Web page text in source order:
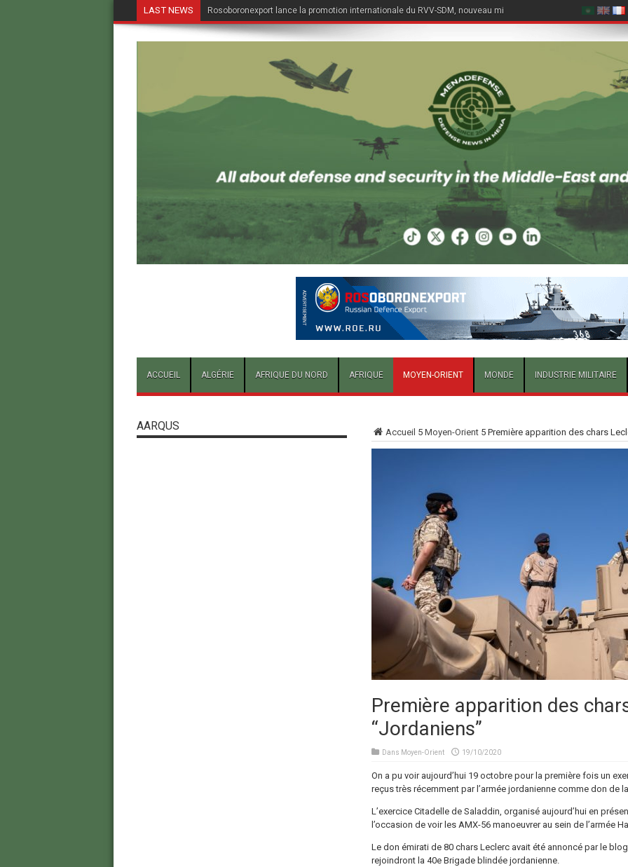
LAST NEWS Rosoboronexport lance la promotion internationale du RVV-SDM, nouveau missile air-air du Su-57E
ACCUEIL ALGÉRIE AFRIQUE DU NORD AFRIQUE MOYEN-ORIENT MONDE INDUSTRIE MILITAIRE
Accueil 5 Moyen-Orient5 Première apparition des chars
Première apparition des
“Jordaniens”
Dans Moyen-Orient 19/10/2020
On a pu voir aujourd’hui 19 octobre pour la première fois un
reçus très récemment par l’armée jordanienne comme don de
L’exercice Citadelle de Saladdin, organisé aujourd’hui en
l’occasion de voir les AMX-56 manoeuvrer au sein de l’armée
Le don émirati de 80 chars Leclerc avait été annoncé par le blog
rejoindront la 40e Brigade blindée jordanienne.
AARQUS